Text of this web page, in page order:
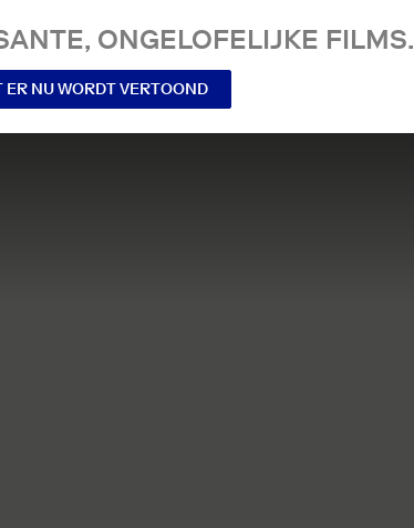
ONGELOFELIJKE FILMS.
ER NU WORDT VERTOOND